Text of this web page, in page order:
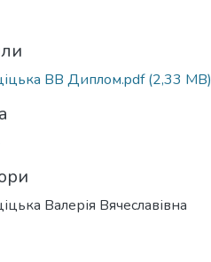
ВВ Диплом.pdf(2,33 MB)
Валерія Вячеславівна